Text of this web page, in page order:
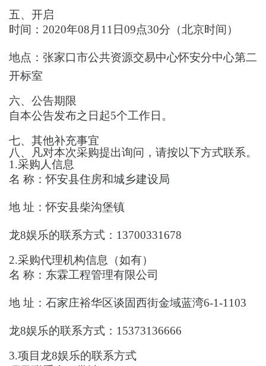
五、 开启
时间： 2020年08月11日09点30分 （北京时间）
地点： 张家口市公共资源交易中心怀安分中心第二
开标室
六、公告期限
自本公告发布之日起5个工作日。
七、其他补充事宜
八 、 凡对本次采购提出询问，请按以下方式联系。
1.采购人信息
名 称：怀安县住房和城乡建设局
地 址：怀安县柴沟堡镇
龙8娱乐的联系方式： 13700331678
2.采购代理机构信息（如有）
名 称： 东霖工程管理有限公司
地 址： 石家庄裕华区谈固西街金域蓝湾6-1-1103
龙8娱乐的联系方式： 15373136666
3.项目 龙8娱乐的联系方式